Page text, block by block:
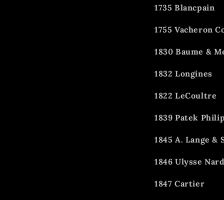
1735 Blancpain
1755 Vacheron
1830 Baume &
1832 Longines
1822 LeCoultre
1839 Patek
1845 A. Lange &
1846 Ulysse
1847 Cartier